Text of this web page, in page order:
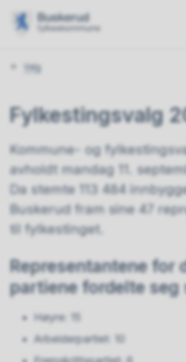
Du
Valg
Fylkestingsvalg
Kommune- og
avholdt mandag 11.
Da stemte 113 484
Buskerud fram sine 47
til fylkestinget.
Representantene for
partiene fordelte seg
Høyre: 15
Arbeiderpartiet: 10